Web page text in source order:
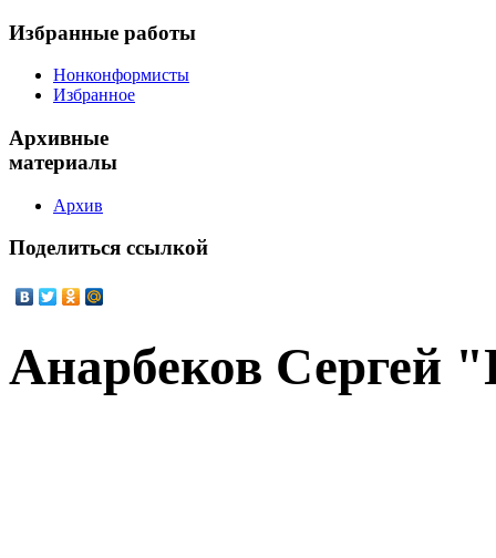
Избранные работы
Нонконформисты
Избранное
Архивные
материалы
Архив
Поделиться ссылкой
Анарбеков Сергей